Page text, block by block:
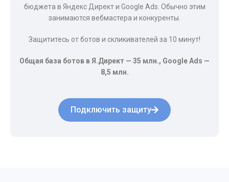
бюджета в Яндекс Директ и Google Ads. Обычно этим
занимаются вебмастера и конкуренты.
Защититесь от ботов и скликивателей за 10 минут!
Общая база ботов в Я.Директ — 35 млн., Google Ads —
8,5 млн.
Подключить защиту